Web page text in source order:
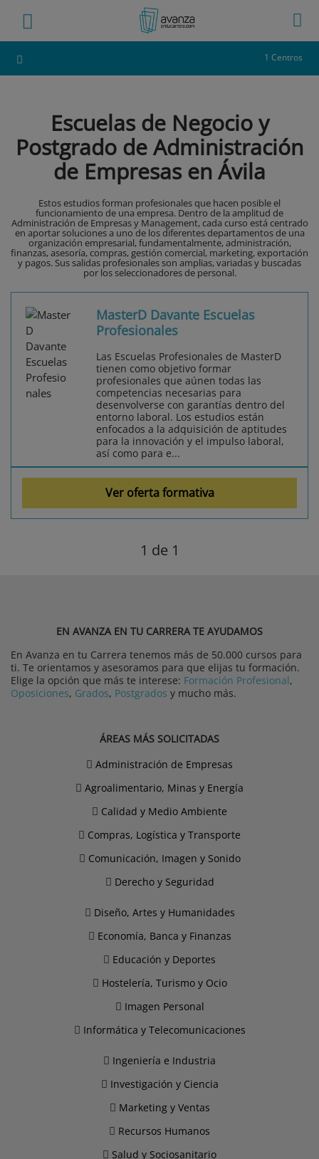
1 Centros
Escuelas de Negocio y
Postgrado de Administración
de Empresas en Ávila
Estos estudios forman profesionales que hacen posible el
funcionamiento de una empresa. Dentro de la amplitud de
Administración de Empresas y Management, cada curso está centrado
en aportar soluciones a uno de los diferentes departamentos de una
organización empresarial, fundamentalmente, administración,
finanzas, asesoría, compras, gestión comercial, marketing, exportación
y pagos. Sus salidas profesionales son amplias, variadas y buscadas
por los seleccionadores de personal.
MasterD Davante Escuelas
Profesionales
Las Escuelas Profesionales de MasterD
tienen como objetivo formar
profesionales que aúnen todas las
competencias necesarias para
desenvolverse con garantías dentro del
entorno laboral. Los estudios están
enfocados a la adquisición de aptitudes
para la innovación y el impulso laboral,
así como para e...
Ver oferta formativa
1 de 1
EN AVANZA EN TU CARRERA TE AYUDAMOS
En Avanza en tu Carrera tenemos más de 50.000 cursos para
ti. Te orientamos y asesoramos para que elijas tu formación.
Elige la opción que más te interese: Formación Profesional,
Oposiciones, Grados, Postgrados y mucho más.
ÁREAS MÁS SOLICITADAS
Administración de Empresas
Agroalimentario, Minas y Energía
Calidad y Medio Ambiente
Compras, Logística y Transporte
Comunicación, Imagen y Sonido
Derecho y Seguridad
Diseño, Artes y Humanidades
Economía, Banca y Finanzas
Educación y Deportes
Hostelería, Turismo y Ocio
Imagen Personal
Informática y Telecomunicaciones
Ingeniería e Industria
Investigación y Ciencia
Marketing y Ventas
Recursos Humanos
Salud y Sociosanitario